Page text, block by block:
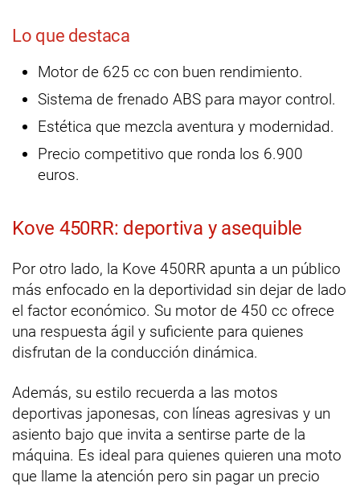
Lo que destaca
Motor de 625 cc con buen rendimiento.
Sistema de frenado ABS para mayor control.
Estética que mezcla aventura y modernidad.
Precio competitivo que ronda los 6.900
euros.
Kove 450RR: deportiva y asequible
Por otro lado, la Kove 450RR apunta a un público
más enfocado en la deportividad sin dejar de lado
el factor económico. Su motor de 450 cc ofrece
una respuesta ágil y suficiente para quienes
disfrutan de la conducción dinámica.
Además, su estilo recuerda a las motos
deportivas japonesas, con líneas agresivas y un
asiento bajo que invita a sentirse parte de la
máquina. Es ideal para quienes quieren una moto
que llame la atención pero sin pagar un precio